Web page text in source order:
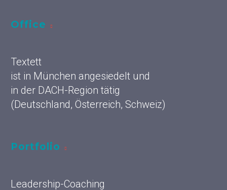
Office
Textett
ist in München angesiedelt und
in der DACH-Region tätig
(Deutschland, Österreich, Schweiz)
Portfolio
Leadership-Coaching